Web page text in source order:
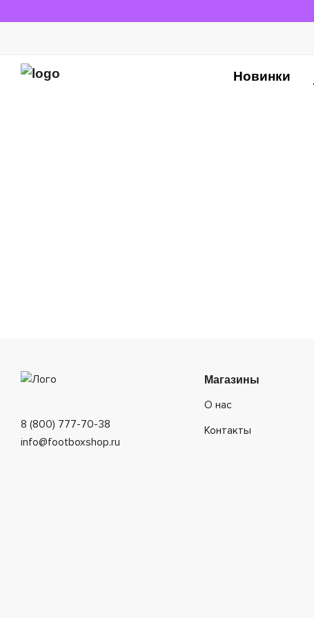
Новинки
8 (800) 777-70-38
info@footboxshop.ru
Магазины
О нас
Контакты